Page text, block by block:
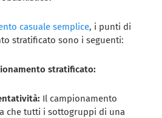
casuale semplice, i punti di
stratificato sono i seguenti:
stratificato:
Il campionamento
che tutti i sottogruppi di una